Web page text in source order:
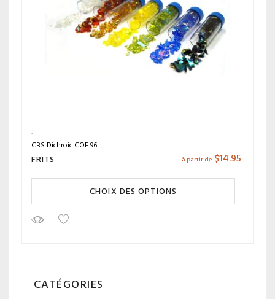
CBS Dichroic COE 96
FRITS à partir de $14.95
CHOIX DES OPTIONS
CATÉGORIES